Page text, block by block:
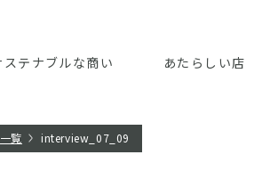
ステナブルな商い あたらしい店
一覧 interview_07_09